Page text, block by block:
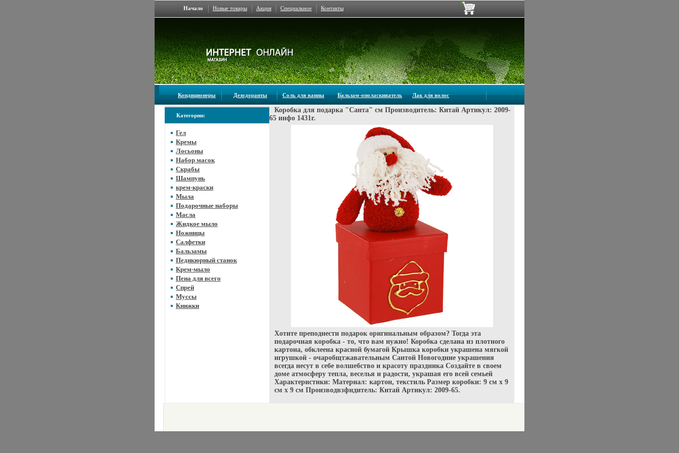
Начало Новые товары Акция Специальное Контакты
Кондиционеры Дезодоранты Соль для ванны Бальзам-ополаскиватель Лак для волос
Категории:
Гел
Кремы
Лосьоны
Набор масок
Скрабы
Шампунь
крем-краски
Мыла
Подарочные наборы
Масла
Жидкое мыло
Ножницы
Салфетки
Бальзамы
Педикюрный станок
Крем-мыло
Пена для всего
Спрей
Муссы
Книжки
Коробка для подарка "Санта" см Производитель: Китай Артикул: 2009-
65 инфо 1431r.
Хотите преподнести подарок оригинальным образом? Тогда эта
подарочная коробка - то, что вам нужно! Коробка сделана из плотного
картона, обклеена красной бумагой Крышка коробки украшена мягкой
игрушкой - очаробщтжавательным Сантой Новогодние украшения
всегда несут в себе волшебство и красоту праздника Создайте в своем
доме атмосферу тепла, веселья и радости, украшая его всей семьей
Характеристики: Материал: картон, текстиль Размер коробки: 9 см х 9
см х 9 см Производвзфндитель: Китай Артикул: 2009-65.